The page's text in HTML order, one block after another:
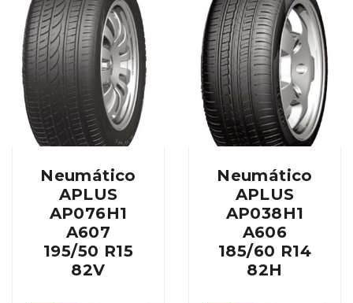
Neumático
APLUS
AP076H1
A607
195/50 R15
82V
Neumático
APLUS
AP038H1
A606
185/60 R14
82H